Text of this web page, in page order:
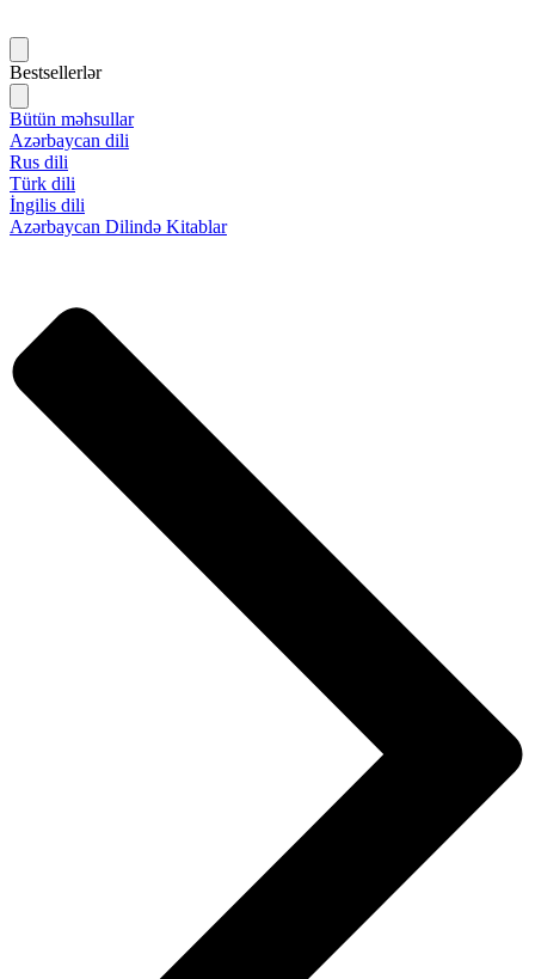
Bestsellerlər
Bütün məhsullar
Azərbaycan dili
Rus dili
Türk dili
İngilis dili
Azərbaycan Dilində Kitablar